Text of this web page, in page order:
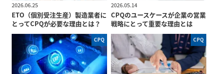
2026.06.25
ETO（個別受注生産）製造業者に
とってCPQが必要な理由とは？
2026.05.14
CPQのユースケースが企業の営業
戦略にとって重要な理由とは
CPQ CPQ